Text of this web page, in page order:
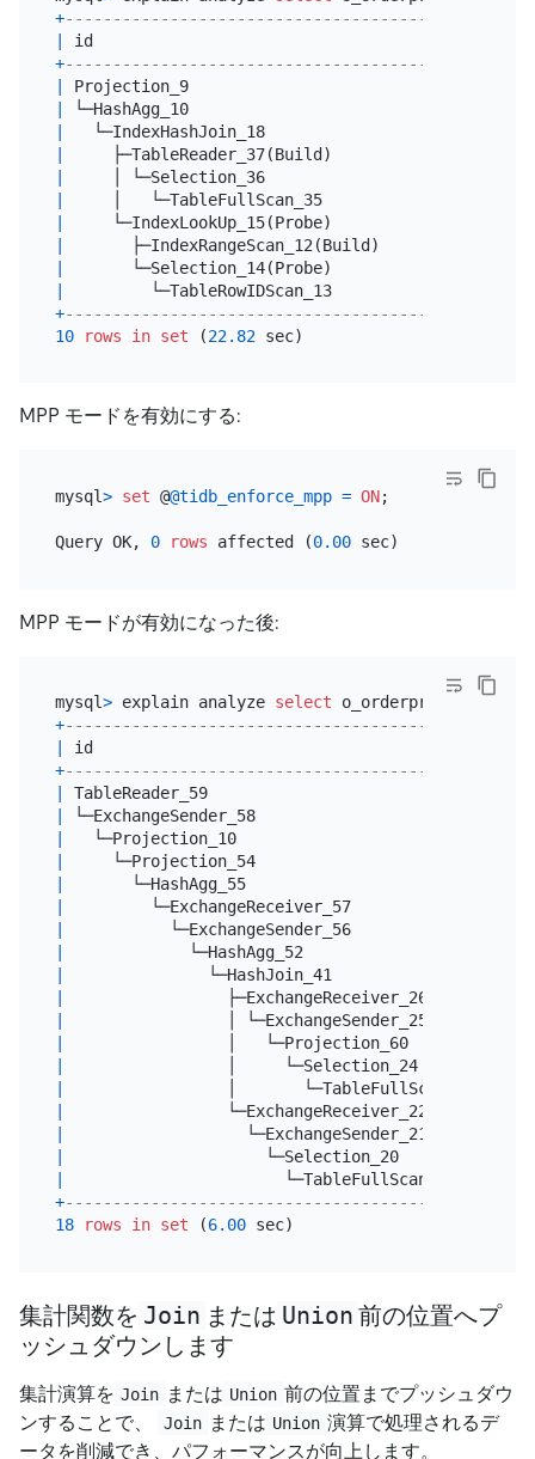
+--------------------------------------
id
+--------------------------------------
Projection_9
└─HashAgg_10
   └─IndexHashJoin_18
     ├─TableReader_37(Build)
     │ └─Selection_36
     │   └─TableFullScan_35
     └─IndexLookUp_15(Probe)
       ├─IndexRangeScan_12(Build)
       └─Selection_14(Probe)
         └─TableRowIDScan_13
+--------------------------------------
10
rows in set (22.82
MPP モードを有効にする:
mysql> set @@tidb_enforce_mpp = ON;
Query OK, 0 rows affected (0.00
MPP モードが有効になった後:
mysql> explain analyze select o_orderpriority,
+
+
│
│
│
│
+
18
rows in set (6.00
集計関数を Join または Union 前の位置へプ
ッシュダウンします
集計演算を Join または Union 前の位置までプッシュダウ
ンすることで、
Join または Union 演算で処理されるデ
ータを削減でき、パフォーマンスが向上します。